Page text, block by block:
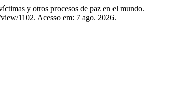
y otros procesos de paz en el mundo.
1102. Acesso em: 7 ago. 2026.